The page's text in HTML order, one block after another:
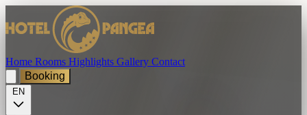
Home Rooms Highlights Gallery Contact
Booking
EN